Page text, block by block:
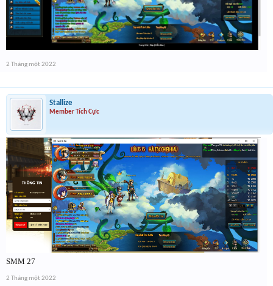
2 Tháng một 2022
Stallize
Member Tích Cực
SMM 27
2 Tháng một 2022